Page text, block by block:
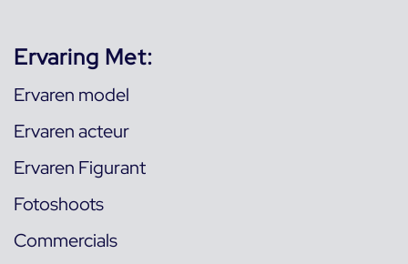
Ervaring Met:
Ervaren model
Ervaren acteur
Ervaren Figurant
Fotoshoots
Commercials